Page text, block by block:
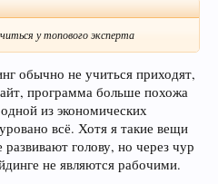
у топового эксперта
обычно не учиться приходят,
программа больше похожа
из экономических
всё. Хотя я такие вещи
голову, но через чур
не являются рабочими.